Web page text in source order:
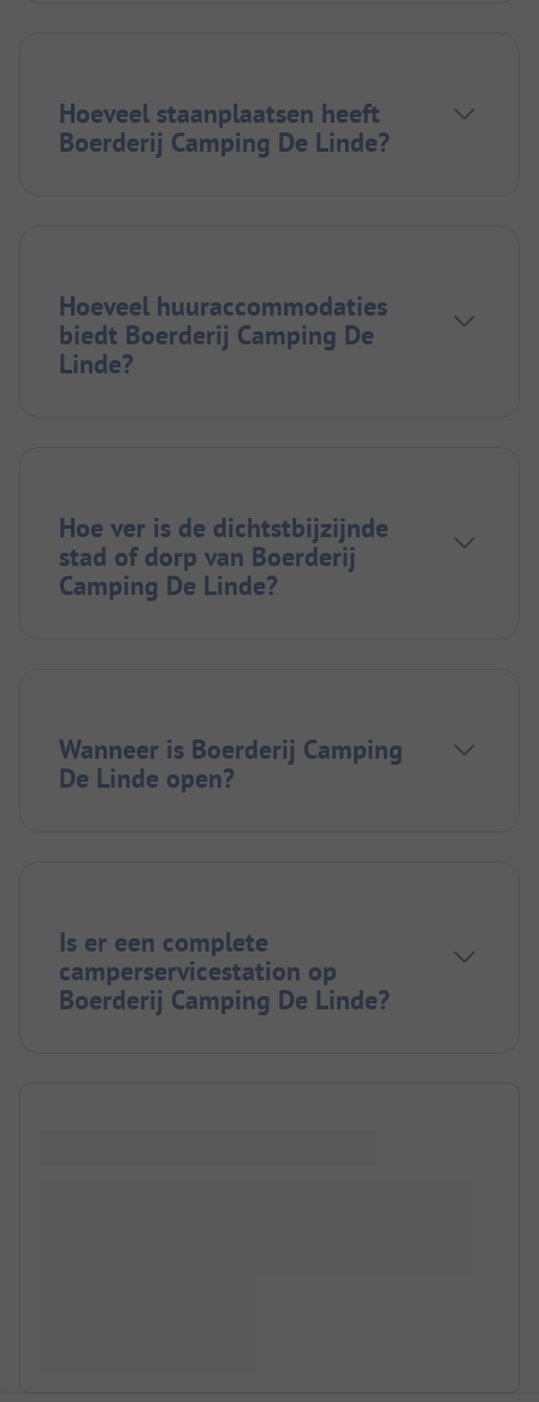
Hoeveel staanplaatsen heeft
Boerderij Camping De Linde?
Hoeveel huuraccommodaties
biedt Boerderij Camping De
Linde?
Hoe ver is de dichtstbijzijnde
stad of dorp van Boerderij
Camping De Linde?
Wanneer is Boerderij Camping
De Linde open?
Is er een complete
camperservicestation op
Boerderij Camping De Linde?